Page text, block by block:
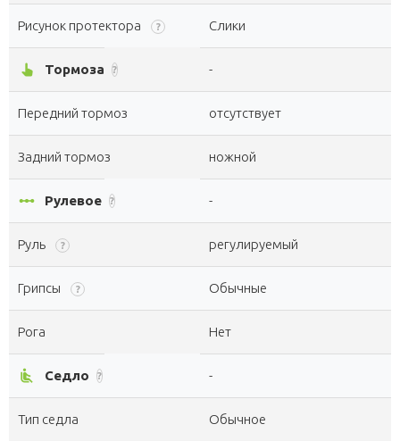
Рисунок протектора ? Слики
pan_tool_alt Тормоза ? -
Передний тормоз отсутствует
Задний тормоз ножной
linear_scale Рулевое ? -
Руль ? регулируемый
Грипсы ? Обычные
Рога Нет
airline_seat_recline_normal Седло ? -
Тип седла Обычное